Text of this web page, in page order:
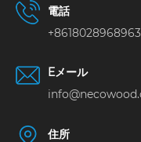
電話
+8618028968963
Eメール
住所